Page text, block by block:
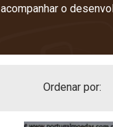
o
Ordenar por: